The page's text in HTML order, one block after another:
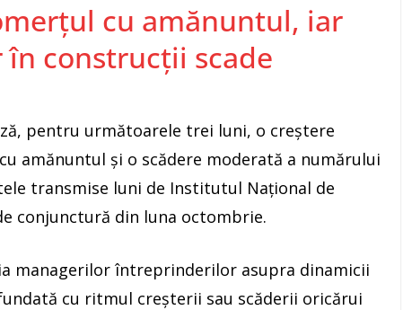
cu amănuntul, iar
construcții scade
pentru următoarele trei luni, o creştere
amănuntul şi o scădere moderată a numărului
transmise luni de Institutul Naţional de
conjunctură din luna octombrie.
managerilor întreprinderilor asupra dinamicii
cu ritmul creşterii sau scăderii oricărui